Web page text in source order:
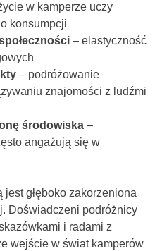
w kamperze uczy
konsumpcji
– elastyczność
– podróżowanie
znajomości z ludźmi
środowiska–
angażują się w
głęboko zakorzeniona
Doświadczeni podróżnicy
i radami z
wejście w świat kamperów